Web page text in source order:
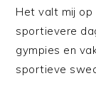
Het valt mij op
sportievere
gympies en
sportieve